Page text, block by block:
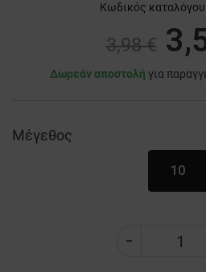
Κωδικός καταλόγου:
3,98 €
Δωρεάν αποστολή για
Μέγεθος
10